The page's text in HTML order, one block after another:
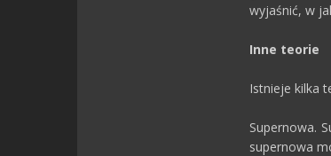
wyjaśnić, w
Inne teorie
Istnieje kilka
Supernowa.
supernowa